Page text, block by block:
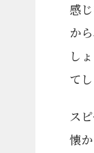
感
か
し
て
ス
懐